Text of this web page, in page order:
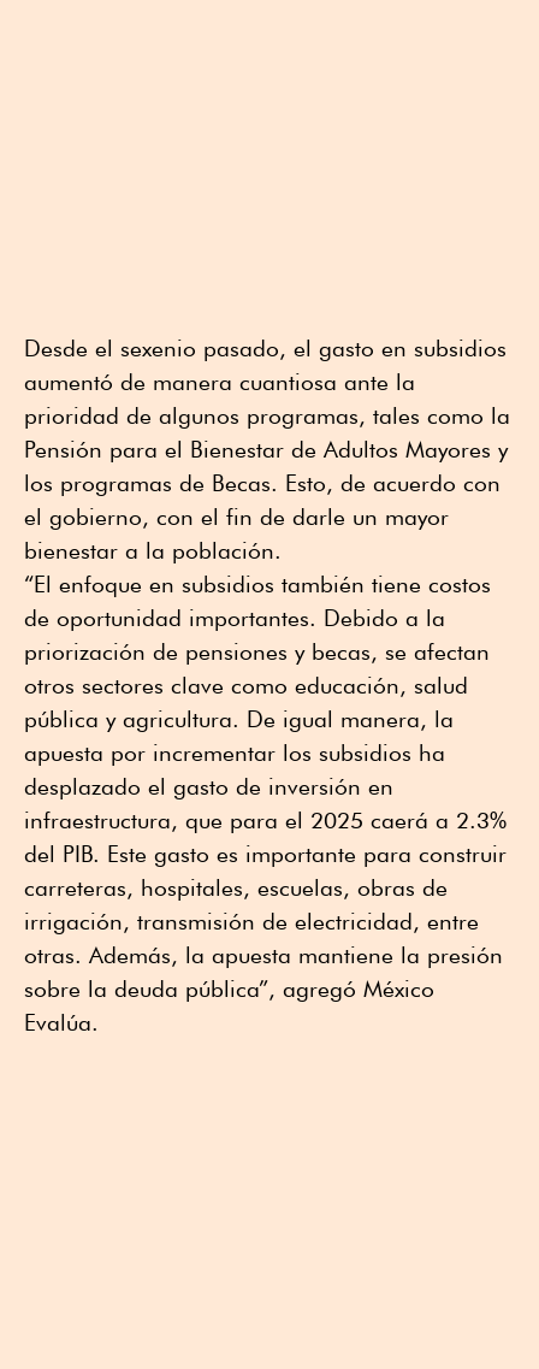
Desde el sexenio pasado, el gasto en subsidios
aumentó de manera cuantiosa ante la
prioridad de algunos programas, tales como la
Pensión para el Bienestar de Adultos Mayores y
los programas de Becas. Esto, de acuerdo con
el gobierno, con el fin de darle un mayor
bienestar a la población.
“El enfoque en subsidios también tiene costos
de oportunidad importantes. Debido a la
priorización de pensiones y becas, se afectan
otros sectores clave como educación, salud
pública y agricultura. De igual manera, la
apuesta por incrementar los subsidios ha
desplazado el gasto de inversión en
infraestructura, que para el 2025 caerá a 2.3%
del PIB. Este gasto es importante para construir
carreteras, hospitales, escuelas, obras de
irrigación, transmisión de electricidad, entre
otras. Además, la apuesta mantiene la presión
sobre la deuda pública”, agregó México
Evalúa.